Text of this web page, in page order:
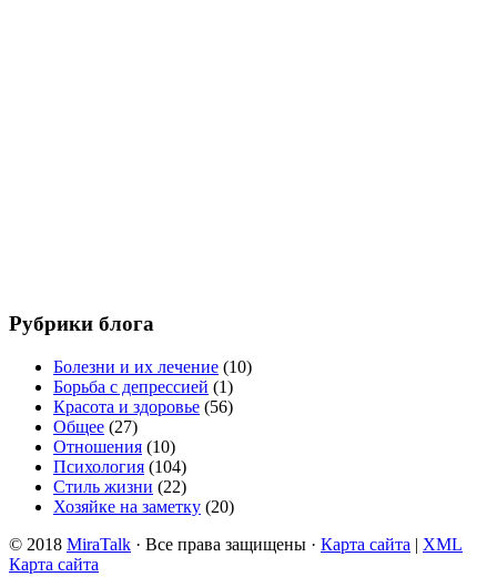
Рубрики блога
Болезни и их лечение (10)
Борьба с депрессией (1)
Красота и здоровье (56)
Общее (27)
Отношения (10)
Психология (104)
Стиль жизни (22)
Хозяйке на заметку (20)
© 2018 MiraTalk · Все права защищены · Карта сайта | XML
Карта сайта